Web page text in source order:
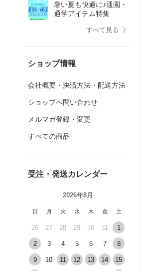
暑い夏も快適に♪通園・
通学アイテム特集
すべて見る
ショップ情報
会社概要・決済方法・配送方法
ショップへ問い合わせ
メルマガ登録・変更
すべての商品
受注・発送カレンダー
2026年8月
日 月 火 水 木 金 土
26 27 28 29 30 31 1
2 3 4 5 6 7 8
9 10 11 12 13 14 15